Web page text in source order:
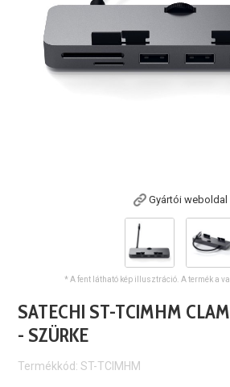
Gyártói weboldal
* A fent látható kép illusztráció. A termék a
SATECHI ST-TCIMHM
- SZÜRKE
Termékkód: ST-TCIMHM